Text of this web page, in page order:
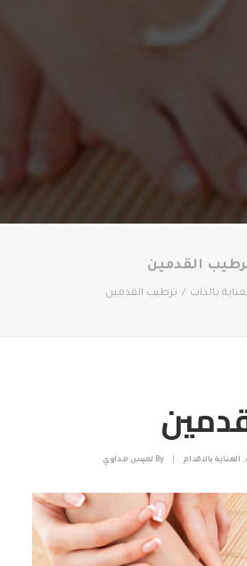
القدمين
بالذات ترطيب القدمين
, العناية بالاقدام By لميس مداوي